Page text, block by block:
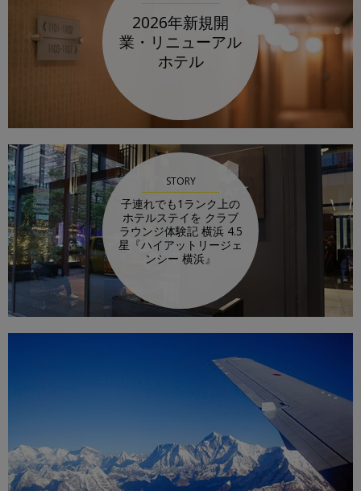
2026年新規開
業・リニューアル
ホテル
STORY
子連れでも1ランク上の
ホテルステイを クラブ
ラウンジ体験記 横浜 4.5
星『ハイアットリージェ
ンシー 横浜』